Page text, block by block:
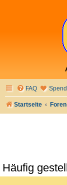
FAQ
Startseite
Häufig